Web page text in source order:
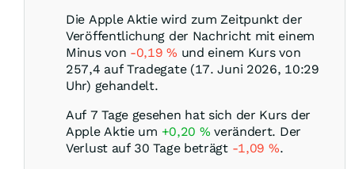
Die Apple Aktie wird zum Zeitpunkt der
Veröffentlichung der Nachricht mit einem
Minus von -0,19% und einem Kurs von
257,4 auf Tradegate (17. Juni 2026, 10:29
Uhr) gehandelt.
Auf 7 Tage gesehen hat sich der Kurs der
Apple Aktie um +0,20 % verändert. Der
Verlust auf 30 Tage beträgt -1,09 %.